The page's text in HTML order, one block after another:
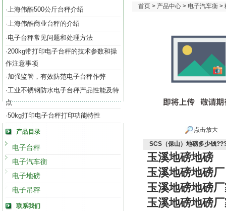
·上海伟酷500公斤台秤介绍
·上海伟酷商业台秤的介绍
·电子台秤常见问题和处理方法
·200kg带打印电子台秤的技术参数和操
作注意事项
·加强监管，有效防范电子台秤作弊
·工业不锈钢防水电子台秤产品性能及特
点
·50kg打印电子台秤打印功能特性
产品目录
电子台秤
电子汽车衡
电子地磅
电子吊秤
联系我们
首页 > 产品中心 > 电子汽车衡 >
点击放大
SCS（保山）地磅多少钱
玉溪地磅地磅
玉溪地磅地磅厂
玉溪地磅地磅
玉溪地磅地磅